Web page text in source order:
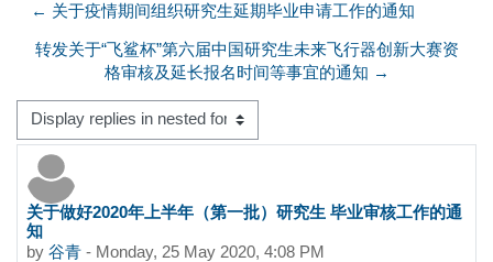
← 关于疫情期间组织研究生延期毕业申请工作的通知
转发关于“飞鲨杯”第六届中国研究生未来飞行器创新大赛资
格审核及延长报名时间等事宜的通知 →
Display mode
关于做好2020年上半年（第一批）研究生 毕业审核工作的通
知
by 谷青 - Monday, 25 May 2020, 4:08 PM
Number of replies: 0